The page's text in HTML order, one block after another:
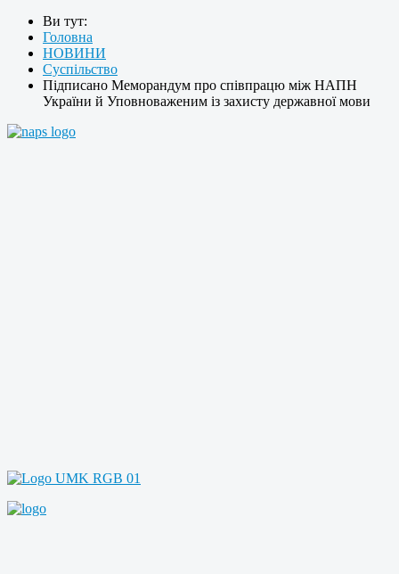
Ви тут:
Головна
НОВИНИ
Суспільство
Підписано Меморандум про співпрацю між НАПН
України й Уповноваженим із захисту державної мови